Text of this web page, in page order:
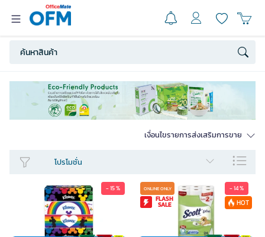
เงื่อนไขรายการส่งเสริมการขาย
โปรโมชั่น
- 15 % ONLINE ONLY
FLASH
SALE
- 14 %
HOT